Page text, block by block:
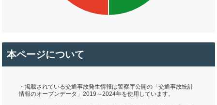
本ページについて
・掲載されている交通事故発生情報は警察庁公開の「交通事故統計
情報のオープンデータ」2019～2024年を使用しています。